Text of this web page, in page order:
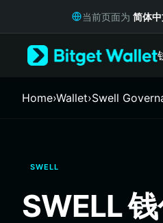
Русский
Italiano
繁體中文
Bahasa Indonesia
当前页面为 简体
Home›Wallet›Swell
SWELL
SWELL